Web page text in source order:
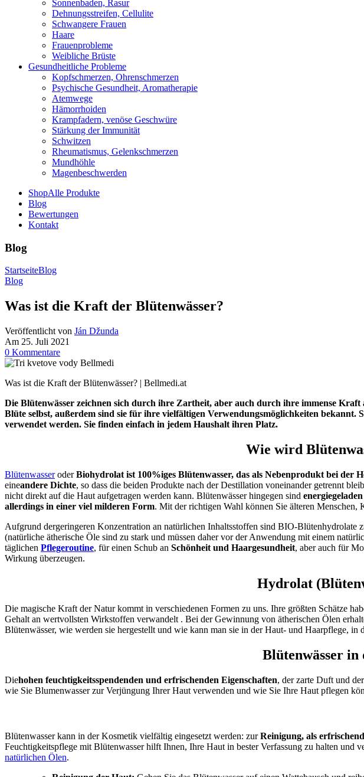
Sonnenbaden, Rasur
Dehnungsstreifen, Cellulite
Schwangere Frauen
Haare
Frauenprobleme
Weibliche Brüste
Gesundheitliche Probleme
Kopfschmerzen, Ohrenschmerzen
Psychische Gesundheit, Aromatherapie
Atemwege
Hämorrhoiden
Krampfadern, venöse Geschwüre
Stärkung der Immunität
Schwitzen
Rheumatismus, Gelenkschmerzen
Mundhöhle
Magenbeschwerden
ShopAlle Produkte
Blog
Bewertungen
Kontakt
Blog
StartseiteBlog
Blog
Was ist die Kraft der Blütenwässer?
Veröffentlicht von Ján Džunda
Am 25. Juli 2021
0 Kommentare
Was ist die Kraft der Blütenwässer? | Bellmedi.at
Die Blütenwässer zeichnen sich durch ihre Zartheit, aber auch durch ihre immense
Blüte selbst, außerdem sind sie für ihre vielfältigen Verwendungsmöglichkeiten
verwendet werden. Sie finden einfach in jedem Haushalt ihren Platz.
Wie wird
BlütenwasseroderBiohydrolat ist 100%iges Blütenwasser, das als Nebenprodukt bei der
eineandere Dichte, so dass die beiden Produkte nach der Destillation voneinander getrennt
nicht direkt auf die Haut aufgetragen werden kann. Blütenwässer hingegen sind
allerdings in einer viel milderen Form. Mit der richtigen Wahl können Sie älteren
Aufgrund dergeringeren Konzentration an natürlichen Inhaltsstoffen sind BIO-Blütenhydrolate
(natürliche ätherische Öle sind zu stark und müssen daher vor der Anwendung mit einem
täglichen Pflegeroutine, für einen Schub an Schönheit und Haargesundheit, aber auch für
Wirkung überzeugen.
Hydrolat
Die magische Kraft der Natur kommt in verschiedenen Formen zu uns. Ihre größten Schätze
Gehalt an wertvollsten Wirkstoffen verwandelt . Bei der Gewinnung von ätherischen Ölen
Blütenwässer, wie werden sie hergestellt und wie kann man sie in der Haut- und Haarpflege, in
Blütenwässer in
Diehohen feuchtigkeitsspendenden und erfrischenden Eigenschaften, der zarte Duft und
wie Sie Blumenwasser zur Verjüngung Ihrer Haut verwenden und wie Sie Ihre Haut pflegen
Blütenwasser kann in der Kosmetik vielfältig eingesetzt werden: zurReinigung, als
Feuchtigkeitspflege mit Blütenwasser hilft Ihnen, Ihre Haut in bester Verfassung zu halten und
natürlichen Ölen.